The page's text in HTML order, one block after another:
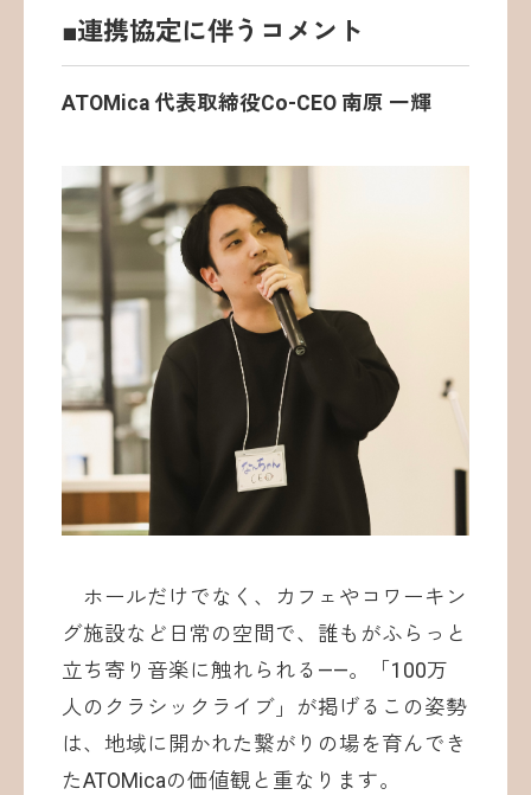
■連携協定に伴うコメント
ATOMica 代表取締役Co-CEO 南原 一輝
ホールだけでなく、カフェやコワーキン
グ施設など日常の空間で、誰もがふらっと
立ち寄り音楽に触れられる——。「100万
人のクラシックライブ」が掲げるこの姿勢
は、地域に開かれた繋がりの場を育んでき
たATOMicaの価値観と重なります。